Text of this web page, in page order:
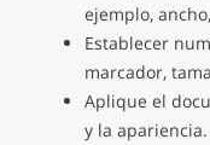
ejemplo,
Establecer
marcador,
Aplique el
y la apariencia.